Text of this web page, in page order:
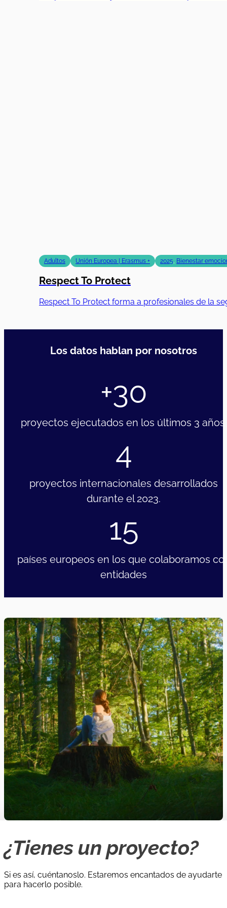
Adultos Unión Europea | Erasmus + 2025, Bienestar
Respect To Protect
Respect To Protect forma a profesionales de la
Los datos hablan por nosotros
+30
proyectos ejecutados en los últimos 3 años.
4
proyectos internacionales desarrollados
durante el 2023.
15
países europeos en los que colaboramos
entidades
¿Tienes un proyecto?
Si es así, cuéntanoslo. Estaremos encantados de ayudarte
para hacerlo posible.